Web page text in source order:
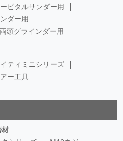
ビタルサンダー用
ダー用
両頭グラインダー用
ティミニシリーズ
ー工具